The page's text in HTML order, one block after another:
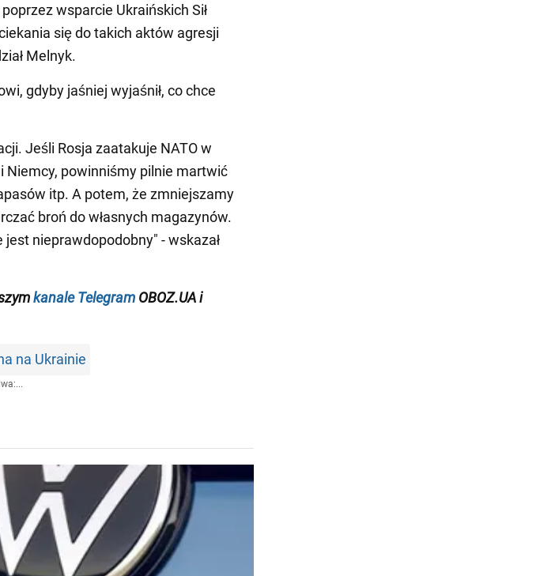
wsparcie Ukraińskich Sił
się do takich aktów agresji
Melnyk.
gdyby jaśniej wyjaśnił, co chce
Jeśli Rosja zaatakuje NATO w
Niemcy, powinniśmy pilnie martwić
itp. A potem, że zmniejszamy
broń do własnych magazynów.
nieprawdopodobny" - wskazał
kanale Telegram OBOZ.UA i
na Ukrainie